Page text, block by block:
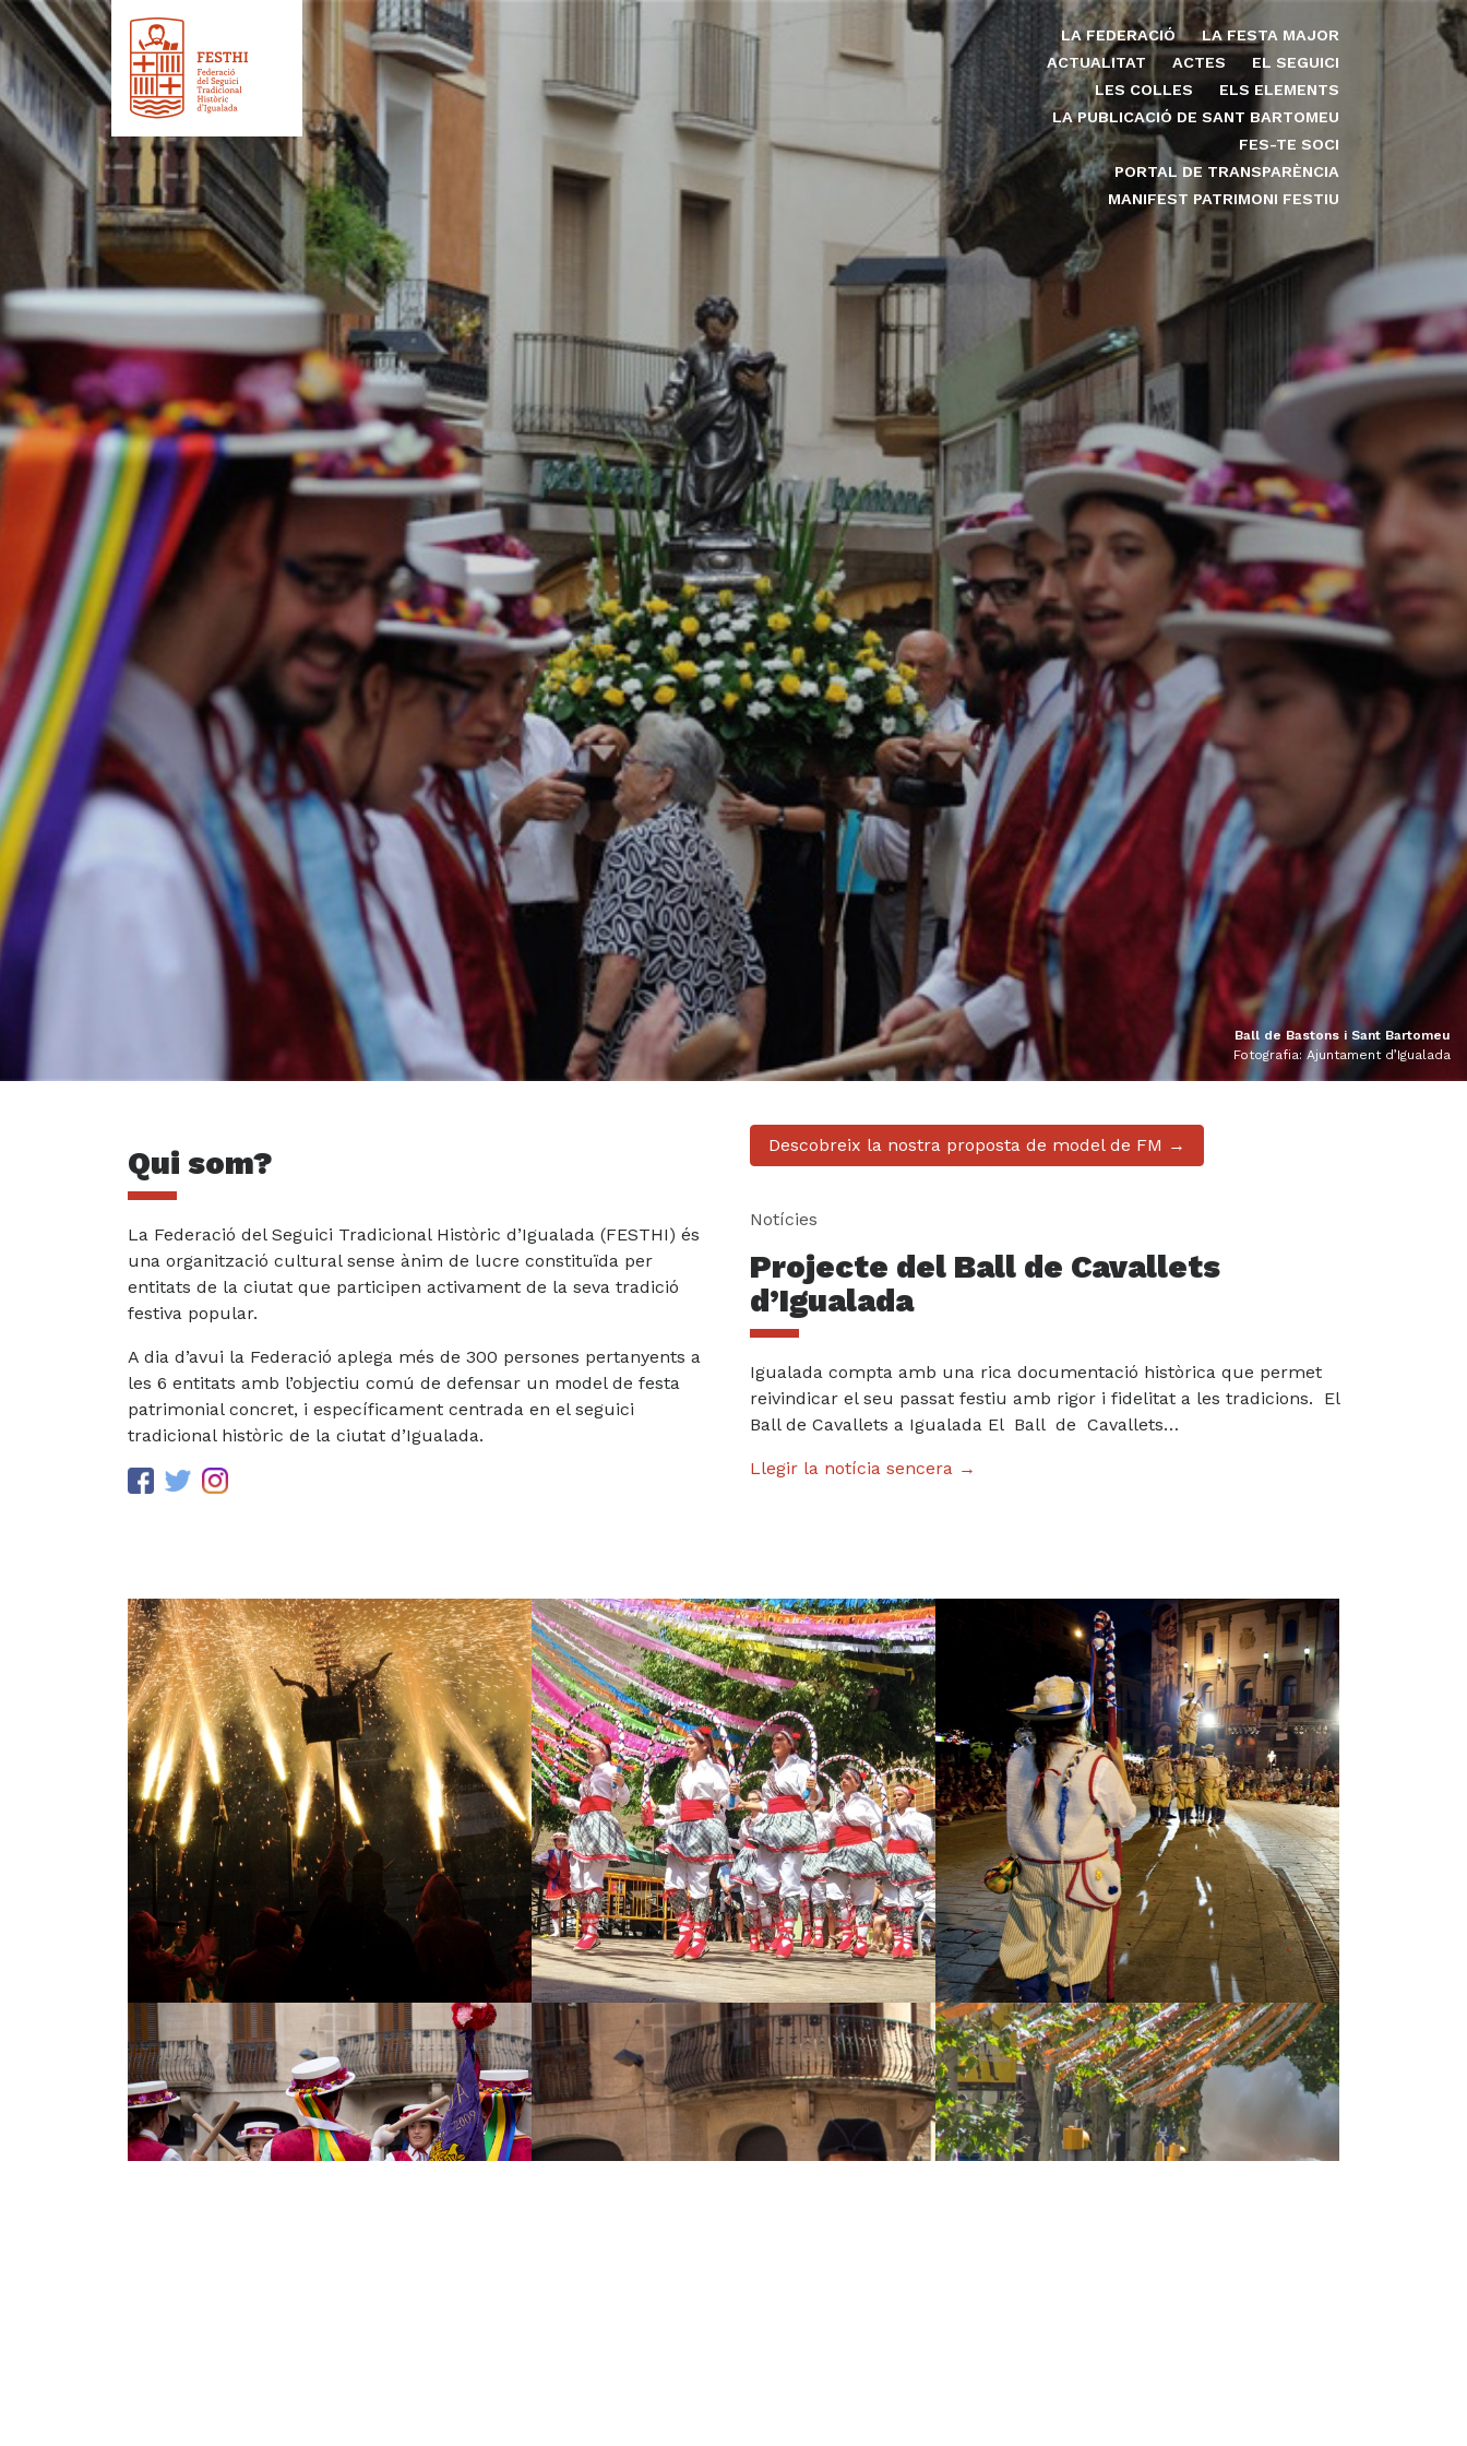
LA FEDERACIÓ
LA FESTA MAJOR
ACTUALITAT
ACTES
EL SEGUICI
LES COLLES
ELS ELEMENTS
LA PUBLICACIÓ DE SANT BARTOMEU
FES-TE SOCI
PORTAL DE TRANSPARÈNCIA
MANIFEST PATRIMONI FESTIU
Ball de Bastons i Sant Bartomeu
Fotografia: Ajuntament d’Igualada
Qui som?
La Federació del Seguici Tradicional Històric d’Igualada (FESTHI) és
una organització cultural sense ànim de lucre constituïda per
entitats de la ciutat que participen activament de la seva tradició
festiva popular.
A dia d’avui la Federació aplega més de 300 persones pertanyents a
les 6 entitats amb l’objectiu comú de defensar un model de festa
patrimonial concret, i específicament centrada en el seguici
tradicional històric de la ciutat d’Igualada.
Descobreix la nostra proposta de model de FM →
Notícies
Projecte del Ball de Cavallets
d’Igualada
Igualada compta amb una rica documentació històrica que permet
reivindicar el seu passat festiu amb rigor i fidelitat a les tradicions. El
Ball de Cavallets a Igualada El Ball de Cavallets…
Llegir la notícia sencera →